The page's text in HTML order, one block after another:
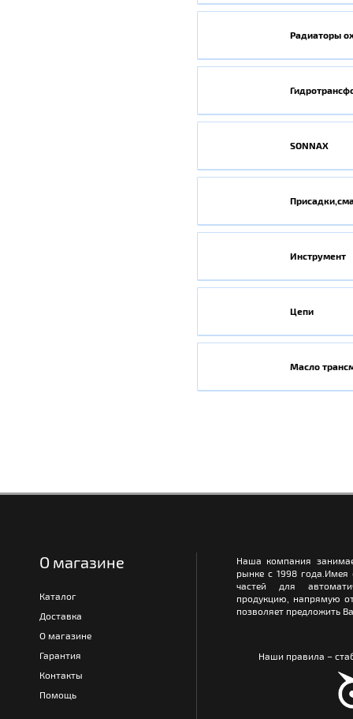
Радиаторы
SONNAX
Инструмент
Цепи
Масло
О магазине
Каталог
Доставка
О магазине
Гарантия
Контакты
Помощь
Наша компания
рынке с 1998
частей для
продукцию, напрямую
позволяет предложить
Наши правила –